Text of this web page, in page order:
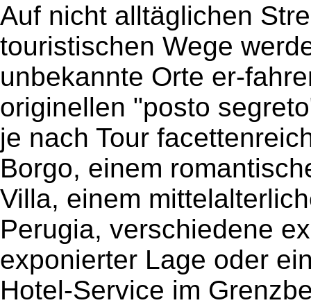
Auf nicht alltäglichen
touristischen Wege
unbekannte Orte er-
originellen "posto
je nach Tour
Borgo, einem
Villa, einem
Perugia, verschiedene
exponierter Lage oder
Hotel-Service im